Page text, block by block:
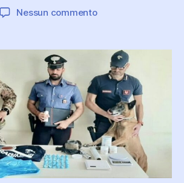
Nessun commentosu
con
oltre
200
grammi
di
cocaina
pura:
arrestato